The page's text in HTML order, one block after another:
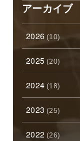
アーカイブ
2026 (10)
2025 (20)
2024 (18)
2023 (25)
2022 (26)